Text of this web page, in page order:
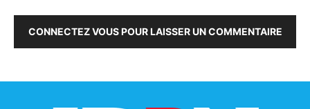
CONNECTEZ VOUS POUR LAISSER UN COMMENTAIRE